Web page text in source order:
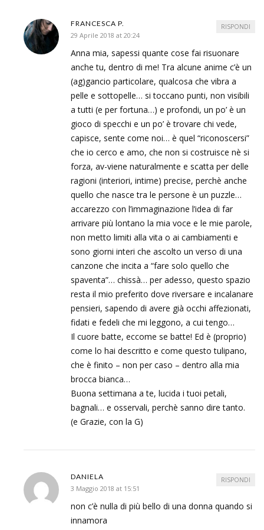
FRANCESCA P.
29 Aprile 2018 at 20:24
Anna mia, sapessi quante cose fai risuonare
anche tu, dentro di me! Tra alcune anime c’è un
(ag)gancio particolare, qualcosa che vibra a
pelle e sottopelle… si toccano punti, non visibili
a tutti (e per fortuna…) e profondi, un po’ è un
gioco di specchi e un po’ è trovare chi vede,
capisce, sente come noi… è quel “riconoscersi”
che io cerco e amo, che non si costruisce nè si
forza, av-viene naturalmente e scatta per delle
ragioni (interiori, intime) precise, perchè anche
quello che nasce tra le persone è un puzzle…
accarezzo con l’immaginazione l’idea di far
arrivare più lontano la mia voce e le mie parole,
non metto limiti alla vita o ai cambiamenti e
sono giorni interi che ascolto un verso di una
canzone che incita a “fare solo quello che
spaventa”… chissà… per adesso, questo spazio
resta il mio preferito dove riversare e incalanare
pensieri, sapendo di avere già occhi affezionati,
fidati e fedeli che mi leggono, a cui tengo…
Il cuore batte, eccome se batte! Ed è (proprio)
come lo hai descritto e come questo tulipano,
che è finito – non per caso – dentro alla mia
brocca bianca…
Buona settimana a te, lucida i tuoi petali,
bagnali… e osservali, perchè sanno dire tanto.
(e Grazie, con la G)
RISPONDI
DANIELA
3 Maggio 2018 at 15:51
non c’è nulla di più bello di una donna quando si
innamora
RISPONDI